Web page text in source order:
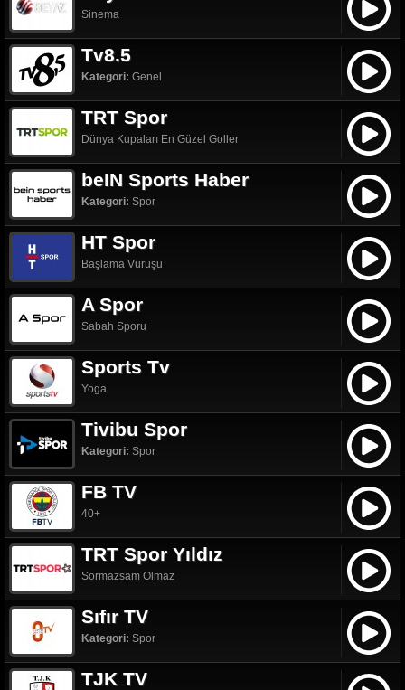
Sinema
Tv8.5
Kategori: Genel
TRT Spor
Dünya Kupaları En Güzel Goller
beIN Sports Haber
Kategori: Spor
HT Spor
Başlama Vuruşu
A Spor
Sabah Sporu
Sports Tv
Yoga
Tivibu Spor
Kategori: Spor
FB TV
40+
TRT Spor Yıldız
Sormazsam Olmaz
Sıfır TV
Kategori: Spor
TJK TV